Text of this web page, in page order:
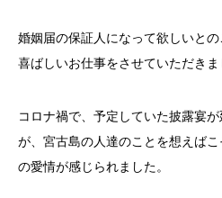
婚姻届の保証人になって欲しいと
喜ばしいお仕事をさせていただきま
コロナ禍で、予定していた披露宴
が、宮古島の人達のことを想えば
の愛情が感じられました。